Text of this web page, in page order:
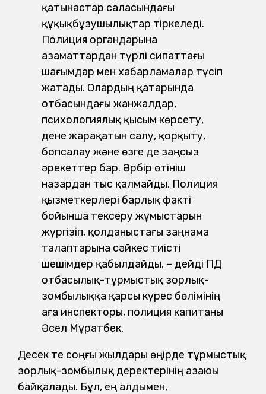
қатынастар саласындағы
құқықбұзушылықтар тіркеледі.
Полиция органдарына
азаматтардан түрлі сипаттағы
шағымдар мен хабарламалар түсіп
жатады. Олардың қатарында
отбасындағы жанжалдар,
психологиялық қысым көрсету,
дене жарақатын салу, қорқыту,
бопсалау және өзге де заңсыз
әрекеттер бар. Әрбір өтініш
назардан тыс қалмайды. Полиция
қыз­меткерлері барлық факті
бойынша тексеру жұмыстарын
жүргізіп, қолданыстағы заңнама
талаптарына сәйкес тиісті
шешімдер қабылдайды, – дейді ПД
отбасылық-тұрмыстық зорлық-
зомбылыққа қарсы күрес бөлімінің
аға инспекторы, полиция капитаны
Әсел Мұратбек.
Десек те соңғы жылдары өңірде тұрмыстық
зорлық-зомбылық деректерінің азаюы
байқалады. Бұл, ең алдымен,